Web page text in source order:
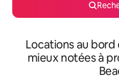
Locations au bord
mieux notées à